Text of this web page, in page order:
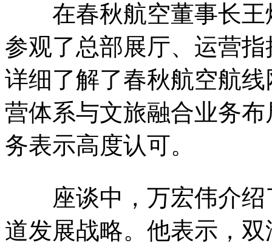
在春秋航空董事长王
参观了总部展厅、运营
详细了解了春秋航空航
营体系与文旅融合业务
务表示高度认可。
座谈中，万宏伟介绍
道发展战略。他表示，